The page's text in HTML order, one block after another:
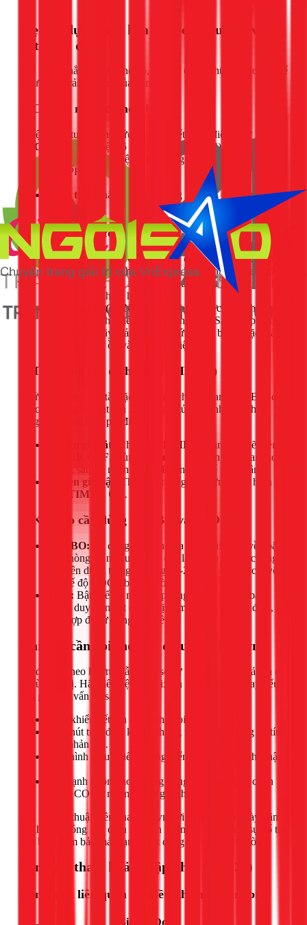
Mẹo sử dụng điều hòa Casper hiệu quả và
tiết kiệm điện
Sau khi đã nắm rõ các chế độ, hãy áp dụng những mẹo sau để
tối ưu hóa trải nghiệm của bạn.
1. Cài đặt nhiệt độ hợp lý
Nhiệt độ lý tưởng cho sức khỏe và tiết kiệm điện là từ
27°C
. Tránh đặt nhiệt độ quá thấp (dưới 22°C) vì vừa tốn
điện, vừa dễ gây sốc nhiệt khi đi ra ngoài, đặc biệt dưới cái
nắng của TPHCM.
Thao tác:
Nhấn nút để tăng hoặc▼để giảm nhiệt
2. Điều chỉnh hướng gió và tốc độ quạt
Hướng gió (SWING):Nên để cánh đảo gió ở chế độ
tự động để khí lạnh lan tỏa đều khắp phòng. Tránh để
gió thổi thẳng vào người trong thời gian dài, dễ gây khô
da và các bệnh về hô hấp.
Tốc độ quạt (FAN):
Khi mới bật, bạn có thể chọn tốc
độ quạt cao nhất để phòng nhanh mát. Sau khi phòng
đã đủ lạnh, hãy giảm xuống mức trung bình hoặc thấp
để giảm tiếng ồn và tiết kiệm điện.
3. Tận dụng chế độ hẹn giờ (TIMER)
Chức năng hẹn giờ tắt đặc biệt hữu ích vào ban đêm. Bạn có
thể cài đặt máy tự tắt sau 3-4 tiếng ngủ để tránh bị lạnh về
sáng và không lãng phí điện.
Để hẹn giờ tắt:
Nhấn nút TIMER
, màn hình sẽ hiện
TIMER OFF . Dùng nút ▲/▼
để chọn thời gian mong
muốn, sau đó nhấn
TIMER
lần nữa để xác nhận.
Để hẹn giờ bật:
Thao tác tương tự nhưng màn hình sẽ
TIMER ON .
4. Khi nào cần dùng TURBO và ECO?
TURBO: Sử dụng khi bạn vừa đi ngoài nắng về hoặc
khi phòng có nhiều người, cần làm lạnh nhanh chóng.
Chỉ nên dùng trong khoảng 15-20 phút đầu rồi chuyển
về chế độ COOL bình thường.
ECO: Bật chế độ này khi phòng đã đủ mát và bạn
muốn duy trì nhiệt độ ổn định mà vẫn tiết kiệm điện, rất
phù hợp để sử dụng qua đêm.
Khi nào cần gọi thợ sửa điều hòa 1Fix.vn?
Dù đã làm theo hướng dẫn, một số sự cố vẫn có thể xảy ra do
lỗi từ thiết bị. Hãy liên hệ với 1Fix.vn tại TPHCM ngay nếu
bạn gặp các vấn đề sau:
Điều khiển hết pin dù đã thay pin mới.
Bấm nút trên điều khiển nhưng máy lạnh không có tín
hiệu phản hồi.
Màn hình điều khiển không hiển thị hoặc hiển thị chập
Máy lạnh không hoạt động đúng chức năng đã chọn
(chọn COOL nhưng không lạnh).
Đội ngũ kỹ thuật viên của 1Fix.vn với kinh nghiệm dày dặn
sẽ nhanh chóng xác định nguyên nhân và khắc phục sự cố tại
nhà bạn, đảm bảo máy lạnh hoạt động trở lại bình thường.
Bảng giá tham khảo (Cập nhật 03/2026)
Hạng mục liên quan tới điều khiển và cảm biến
Giá Đơn